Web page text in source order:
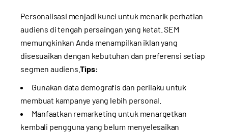
Personalisasi menjadi kunci untuk menarik perhatian
audiens di tengah persaingan yang ketat. SEM
memungkinkan Anda menampilkan iklan yang
disesuaikan dengan kebutuhan dan preferensi setiap
segmen audiens.Tips:
Gunakan data demografis dan perilaku untuk
membuat kampanye yang lebih personal.
Manfaatkan remarketing untuk menargetkan
kembali pengguna yang belum menyelesaikan